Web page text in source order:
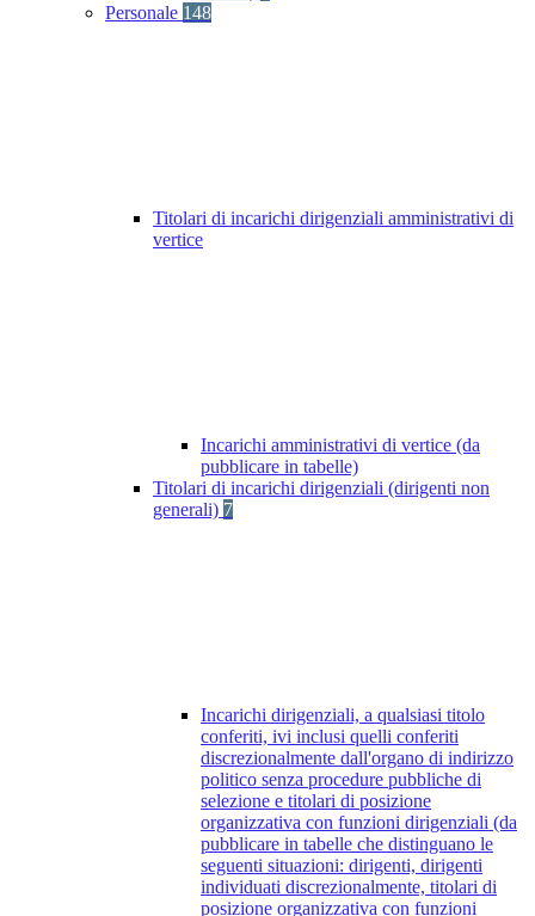
Personale 148
Titolari di incarichi dirigenziali amministrativi di
vertice
Incarichi amministrativi di vertice (da
pubblicare in tabelle)
Titolari di incarichi dirigenziali (dirigenti non
generali) 7
Incarichi dirigenziali, a qualsiasi titolo
conferiti, ivi inclusi quelli conferiti
discrezionalmente dall'organo di indirizzo
politico senza procedure pubbliche di
selezione e titolari di posizione
organizzativa con funzioni dirigenziali (da
pubblicare in tabelle che distinguano le
seguenti situazioni: dirigenti, dirigenti
individuati discrezionalmente, titolari di
posizione organizzativa con funzioni